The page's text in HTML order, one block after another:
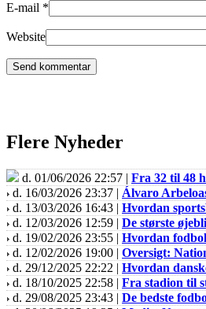
E-mail *
Website
Flere Nyheder
d. 01/06/2026 22:57 | Fra 32 til 48
d. 16/03/2026 23:37 | Álvaro
d. 13/03/2026 16:43 | Hvordan
d. 12/03/2026 12:59 | De største
d. 19/02/2026 23:55 | Hvordan
d. 12/02/2026 19:00 | Oversigt:
d. 29/12/2025 22:22 | Hvordan
d. 18/10/2025 22:58 | Fra stadion til
d. 29/08/2025 23:43 | De bedste